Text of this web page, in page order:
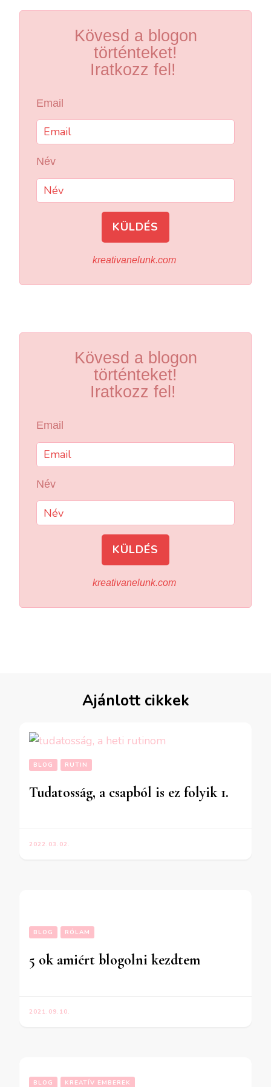
Kövesd a blogon
történteket!
Iratkozz fel!
Email
Név
KÜLDÉS
kreativanelunk.com
Kövesd a blogon
történteket!
Iratkozz fel!
Email
Név
KÜLDÉS
kreativanelunk.com
Ajánlott cikkek
BLOG RUTIN
Tudatosság, a csapból is ez folyik 1.
2022.03.02.
BLOG RÓLAM
5 ok amiért blogolni kezdtem
2021.09.10.
BLOG KREATÍV EMBEREK